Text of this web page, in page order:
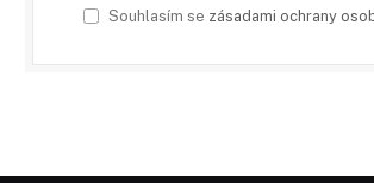
Souhlasím se zásadami ochrany